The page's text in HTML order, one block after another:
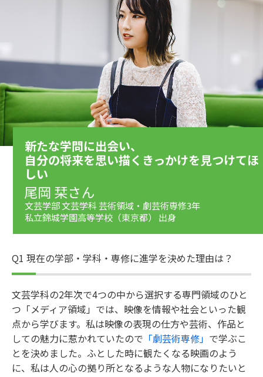
新たな学問に出会い、
自分の将来を思い描くきっかけを見つけてほ
しい
文芸学部 文芸学科 芸術領域・劇芸術専修3年
私立錦城学園高等学校（東京都） 出身
Q1 現在の学部・学科・専修に進学を決めた理由は？
文芸学科の2年次で4つの中から選択する専門領域のひと
つ「メディア領域」では、映像を情報や社会といった観
点から学びます。私は映像の表現の仕方や芸術、作品と
しての魅力に惹かれていたので 「劇芸術専修」 で学ぶこ
とを決めました。ふとした時に観たくなる映画のよう
に、私は人の心の拠り所となるような人物になりたいと